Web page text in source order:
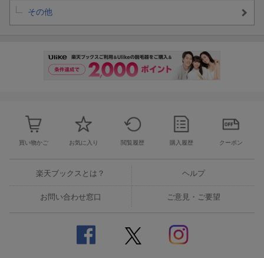
その他
買い物かご お気に入り 閲覧履歴 購入履歴 クーポン
楽天ブックスとは？ ヘルプ
お問い合わせ窓口 ご意見・ご要望